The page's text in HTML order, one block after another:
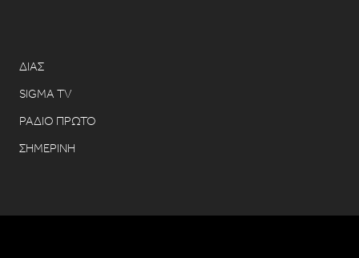
ΔΙΑΣ
SIGMA TV
ΡΑΔΙΟ ΠΡΩΤΟ
ΣΗΜΕΡΙΝΗ